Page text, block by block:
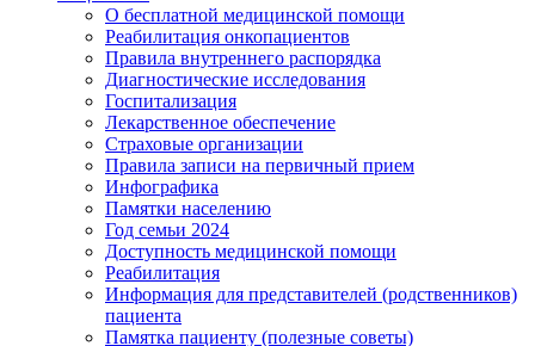
О бесплатной медицинской помощи
Реабилитация онкопациентов
Правила внутреннего распорядка
Диагностические исследования
Госпитализация
Лекарственное обеспечение
Страховые организации
Правила записи на первичный прием
Инфографика
Памятки населению
Год семьи 2024
Доступность медицинской помощи
Реабилитация
Информация для представителей (родственников)
пациента
Памятка пациенту (полезные советы)